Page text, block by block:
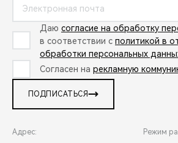
Даю согласие на обработку
в соответствии с политикой в
обработки персональных
Согласен на рекламную
ПОДПИСАТЬСЯ
Адрес: Режим